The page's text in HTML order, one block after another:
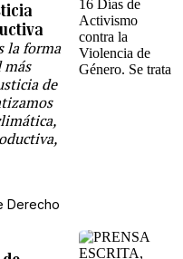
la forma
más
de
Derecho